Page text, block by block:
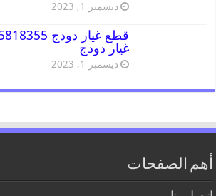
ديسمبر 1, 2023
غيار دودج
ديسمبر 1, 2023
أهم الصفحات